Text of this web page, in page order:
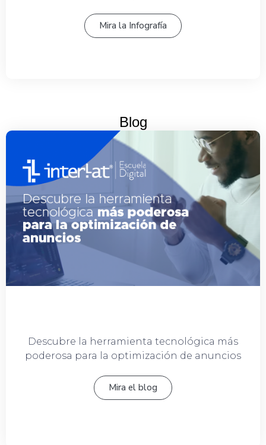
Mira la Infografía
Blog
Descubre la herramienta tecnológica más
poderosa para la optimización de anuncios
Mira el blog